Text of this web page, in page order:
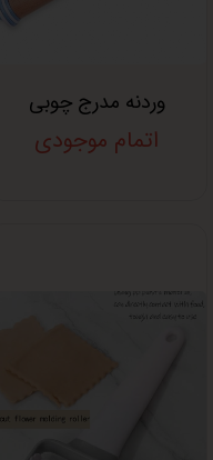
وردنه مدرج چوبی
اتمام موجودی